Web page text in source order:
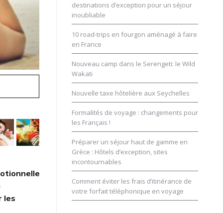
les
destinations d’exception pour un séjour
inoubliable
10 road-trips en fourgon aménagé à faire
en France
Nouveau camp dans le Serengeti: le Wild
Wakati
Nouvelle taxe hôtelière aux Seychelles
Formalités de voyage : changements pour
les Français !
Préparer un séjour haut de gamme en
Grèce : Hôtels d’exception, sites
incontournables
Comment éviter les frais d’itinérance de
votre forfait téléphonique en voyage